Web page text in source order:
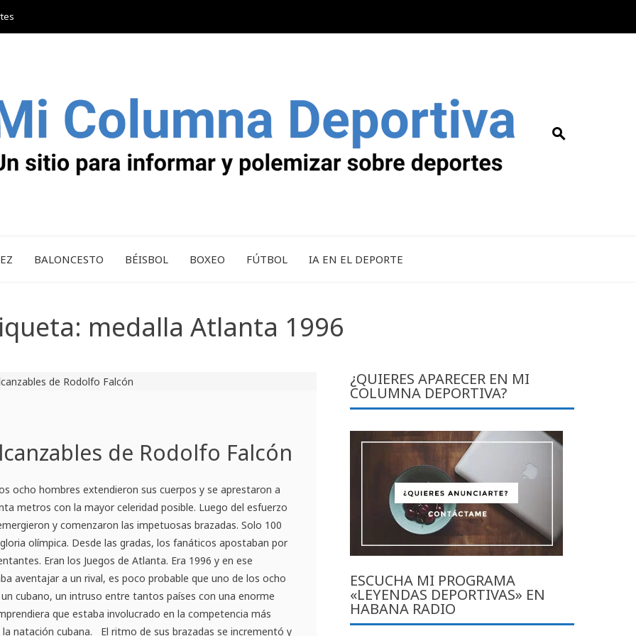
BALONCESTO BÉISBOL BOXEO FÚTBOL IA EN EL DEPORTE
medalla Atlanta 1996
de Rodolfo Falcón
ocho hombres extendieron sus cuerpos y se aprestaron a
metros con la mayor celeridad posible. Luego del esfuerzo
y comenzaron las impetuosas brazadas. Solo 100
olímpica. Desde las gradas, los fanáticos apostaban por
Eran los Juegos de Atlanta. Era 1996 y en ese
aventajar a un rival, es poco probable que uno de los ocho
cubano, un intruso entre tantos países con una enorme
que estaba involucrado en la competencia más
natación cubana. El ritmo de sus brazadas se incrementó y
¿QUIERES APARECER EN MI
COLUMNA DEPORTIVA?
ESCUCHA MI PROGRAMA
«LEYENDAS DEPORTIVAS» EN
HABANA RADIO